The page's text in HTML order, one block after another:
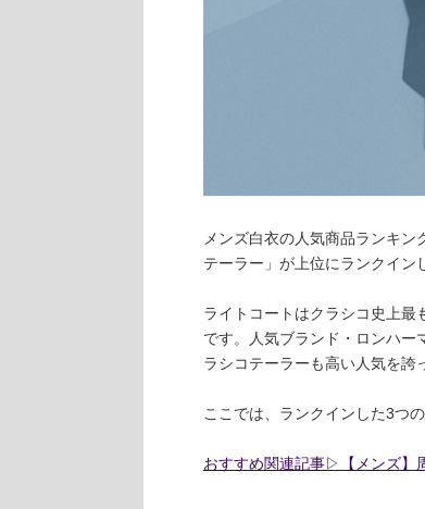
メンズ白衣の人気商品ランキ
テーラー」が上位にランクイン
ライトコートはクラシコ史上最
です。人気ブランド・ロンハー
ラシコテーラーも高い人気を誇
ここでは、ランクインした3つ
おすすめ関連記事▷【メンズ】